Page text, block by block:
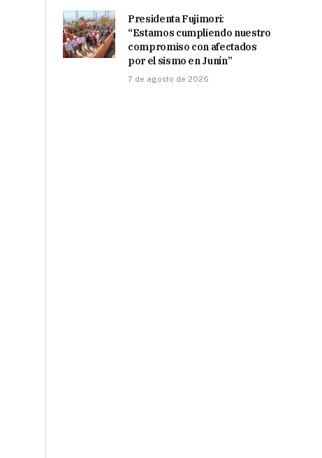
Presidenta Fujimori:
“Estamos cumpliendo nuestro
compromiso con afectados
por el sismo en Junín”
7 de agosto de 2026